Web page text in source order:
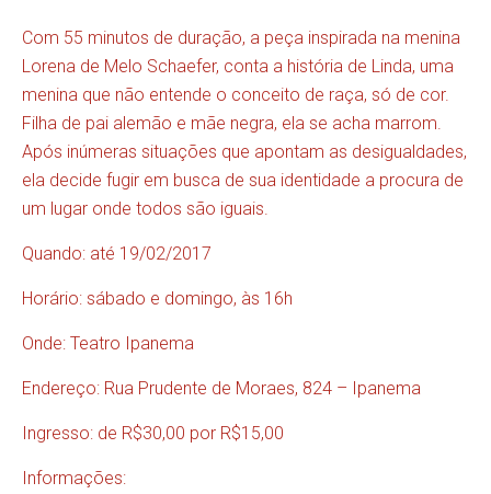
Com 55 minutos de duração, a peça inspirada na menina
Lorena de Melo Schaefer, conta a história de Linda, uma
menina que não entende o conceito de raça, só de cor.
Filha de pai alemão e mãe negra, ela se acha marrom.
Após inúmeras situações que apontam as desigualdades,
ela decide fugir em busca de sua identidade a procura de
um lugar onde todos são iguais.
Quando: até 19/02/2017
Horário: sábado e domingo, às 16h
Onde: Teatro Ipanema
Endereço: Rua Prudente de Moraes, 824 – Ipanema
Ingresso: de R$30,00 por R$15,00
Informações: